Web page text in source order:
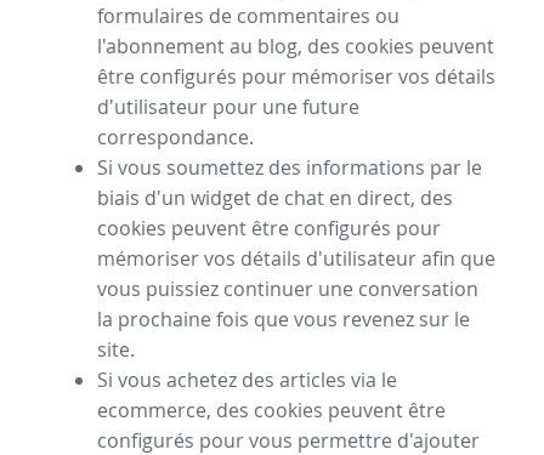
formulaires de commentaires ou
l'abonnement au blog, des cookies peuvent
être configurés pour mémoriser vos détails
d'utilisateur pour une future
correspondance.
Si vous soumettez des informations par le
biais d'un widget de chat en direct, des
cookies peuvent être configurés pour
mémoriser vos détails d'utilisateur afin que
vous puissiez continuer une conversation
la prochaine fois que vous revenez sur le
site.
Si vous achetez des articles via le
ecommerce, des cookies peuvent être
configurés pour vous permettre d'ajouter